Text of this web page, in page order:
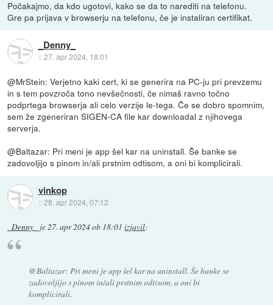
Počakajmo, da kdo ugotovi, kako se da to narediti na telefonu.
Gre pa prijava v browserju na telefonu, če je instaliran certifikat.
_Denny_
::27. apr 2024, 18:01
@MrStein: Verjetno kaki cert, ki se generira na PC-ju pri prevzemu
in s tem povzroča tono nevšečnosti, če nimaš ravno točno
podprtega browserja ali celo verzije le-tega. Če se dobro spomnim,
sem že zgeneriran SIGEN-CA file kar downloadal z njihovega
serverja.
@Baltazar: Pri meni je app šel kar na uninstall. Še banke se
zadovoljijo s pinom in/ali prstnim odtisom, a oni bi komplicirali.
vinkop
::28. apr 2024, 07:12
_Denny_ je27. apr 2024 ob 18:01 izjavil:
@Baltazar: Pri meni je app šel kar na uninstall. Še banke se
zadovoljijo s pinom in/ali prstnim odtisom, a oni bi
komplicirali.